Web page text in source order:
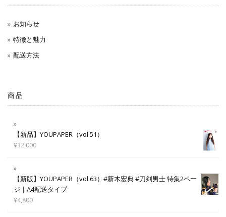
お知らせ
特徴と魅力
配送方法
商品
【新品】YOUPAPER（vol.51）
¥32,000
【新版】YOUPAPER（vol.63）#新木宏典 #刀剣男士 特集2ペー
ジ｜A4配送タイプ
¥4,800